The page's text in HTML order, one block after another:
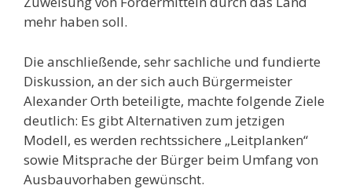
mehr haben soll.
Die anschließende, sehr sachliche und fundierte
Diskussion, an der sich auch Bürgermeister
Alexander Orth beteiligte, machte folgende Ziele
deutlich: Es gibt Alternativen zum jetzigen
Modell, es werden rechtssichere „Leitplanken“
sowie Mitsprache der Bürger beim Umfang von
Ausbauvorhaben gewünscht.